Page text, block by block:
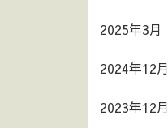
2025年3月
2024年12月
2023年12月